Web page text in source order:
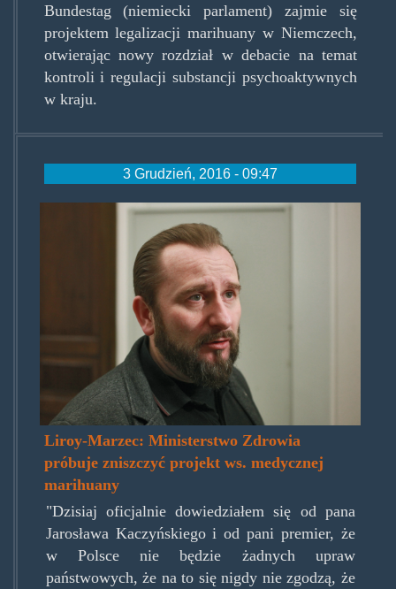
Bundestag (niemiecki parlament) zajmie się
projektem legalizacji marihuany w Niemczech,
otwierając nowy rozdział w debacie na temat
kontroli i regulacji substancji psychoaktywnych
w kraju.
3 Grudzień, 2016 - 09:47
liroyposel009.jpg
Liroy-Marzec: Ministerstwo Zdrowia
próbuje zniszczyć projekt ws. medycznej
marihuany
"Dzisiaj oficjalnie dowiedziałem się od pana
Jarosława Kaczyńskiego i od pani premier, że
w Polsce nie będzie żadnych upraw
państwowych, że na to się nigdy nie zgodzą, że